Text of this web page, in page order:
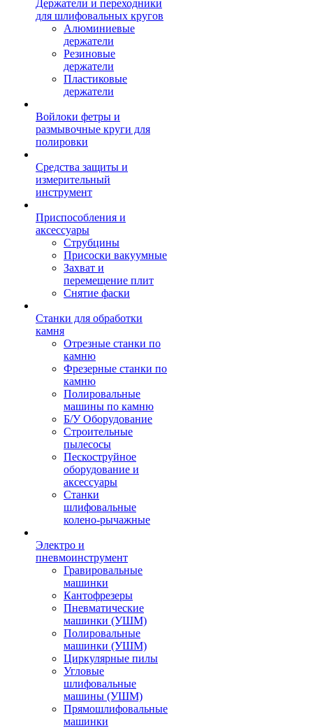
Держатели и переходники
для шлифовальных кругов
Алюминиевые
держатели
Резиновые
держатели
Пластиковые
держатели
Войлоки фетры и
размывочные круги для
полировки
Средства защиты и
измерительный
инструмент
Приспособления и
аксессуары
Струбцины
Присоски вакуумные
Захват и
перемещение плит
Снятие фаски
Станки для обработки
камня
Отрезные станки по
камню
Фрезерные станки по
камню
Полировальные
машины по камню
Б/У Оборудование
Строительные
пылесосы
Пескоструйное
оборудование и
аксессуары
Станки
шлифовальные
колено-рычажные
Электро и
пневмоинструмент
Гравировальные
машинки
Кантофрезеры
Пневматические
машинки (УШМ)
Полировальные
машинки (УШМ)
Циркулярные пилы
Угловые
шлифовальные
машины (УШМ)
Прямошлифовальные
машинки